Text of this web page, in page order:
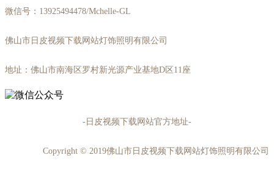
微信号：13925494478/Mchelle-GL
佛山市日皮视频下载网站灯饰照明有限公司
地址：佛山市南海区罗村新光源产业基地D区11座
-日皮视频下载网站官方地址-
Copyright © 2019佛山市日皮视频下载网站灯饰照明有限公司